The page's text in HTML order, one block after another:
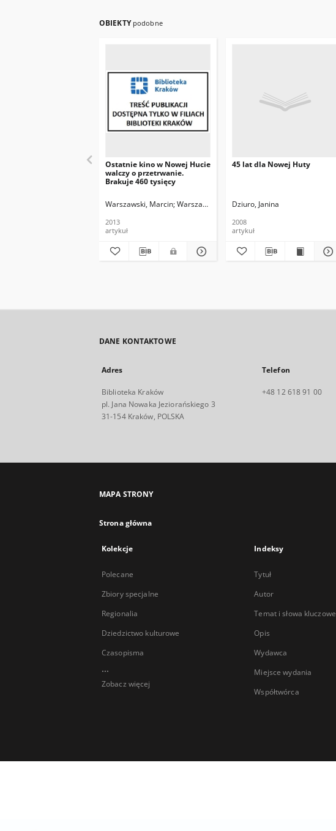
OBIEKTY podobne
Ostatnie kino w Nowej Hucie
walczy o przetrwanie.
Brakuje 460 tysięcy
Warszawski, Marcin Warszawski, Marcin. Fot.
2013
artykuł
45 lat dla Nowej Huty
Dziuro, Janina
2008
artykuł
DANE KONTAKTOWE
Adres
Biblioteka Kraków
pl. Jana Nowaka Jeziorańskiego 3
31-154 Kraków, POLSKA
Telefon
+48 12 618 91 00
MAPA STRONY
Strona główna
Kolekcje
Polecane
Zbiory specjalne
Regionalia
Dziedzictwo kulturowe
Czasopisma
...
Zobacz więcej
Indeksy
Tytuł
Autor
Temat i słowa kluczowe
Opis
Wydawca
Miejsce wydania
Współtwórca